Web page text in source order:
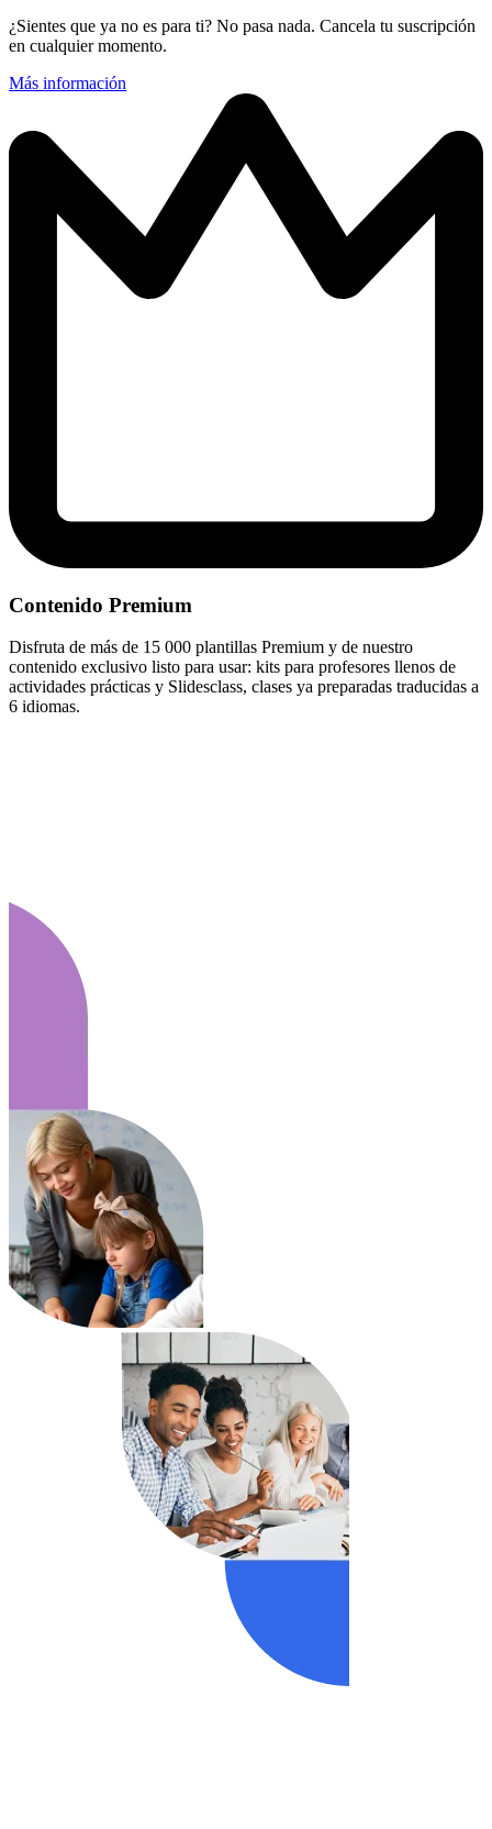
¿Sientes que ya no es para ti? No pasa nada. Cancela tu suscripción
en cualquier momento.
Más información
Contenido Premium
Disfruta de más de 15 000 plantillas Premium y de nuestro
contenido exclusivo listo para usar: kits para profesores llenos de
actividades prácticas y Slidesclass, clases ya preparadas traducidas a
6 idiomas.